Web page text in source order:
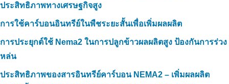
ประสิทธิภาพทางเศรษฐกิจสูง
การใช้คาร์บอนอินทรีย์ในพืชระยะสั้นเพื่อเพิ่มผลผลิต
การประยุกต์ใช้ Nema2 ในการปลูกข้าวผลผลิตสูง ป้องกันการร่วง
หล่น
ประสิทธิภาพของสารอินทรีย์คาร์บอน NEMA2 – เพิ่มผลผลิต